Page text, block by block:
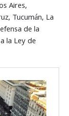
Aires,
Tucumán, La
de la
la Ley de